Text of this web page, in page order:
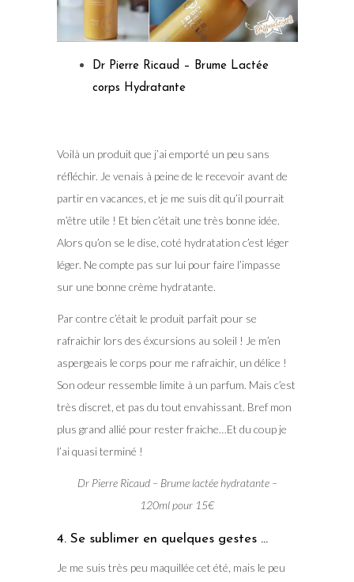
Dr Pierre Ricaud – Brume Lactée
corps Hydratante
Voilà un produit que j’ai emporté un peu sans
réfléchir. Je venais à peine de le recevoir avant de
partir en vacances, et je me suis dit qu’il pourrait
m’être utile ! Et bien c’était une très bonne idée.
Alors qu’on se le dise, coté hydratation c’est léger
léger. Ne compte pas sur lui pour faire l’impasse
sur une bonne crème hydratante.
Par contre c’était le produit parfait pour se
rafraichir lors des éxcursions au soleil ! Je m’en
aspergeais le corps pour me rafraichir, un délice !
Son odeur ressemble limite à un parfum. Mais c’est
très discret, et pas du tout envahissant. Bref mon
plus grand allié pour rester fraiche…Et du coup je
l’ai quasi terminé !
Dr Pierre Ricaud – Brume lactée hydratante –
120ml pour 15€
4. Se sublimer en quelques gestes …
Je me suis très peu maquillée cet été, mais le peu